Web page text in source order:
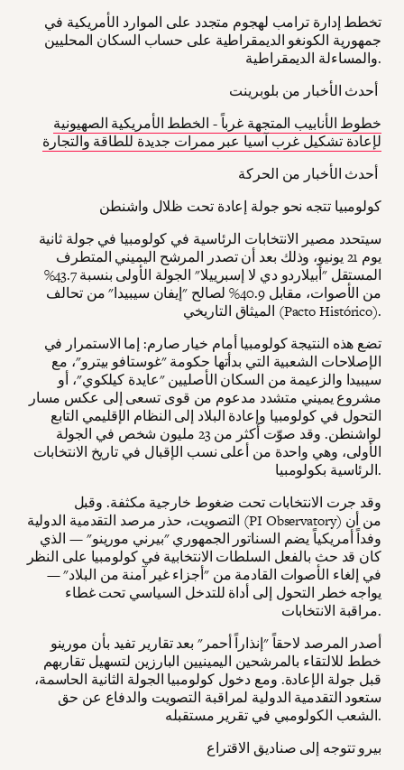
تخطط إدارة ترامب لهجوم متجدد على الموارد الأمريكية في
جمهورية الكونغو الديمقراطية على حساب السكان المحليين
والمساءلة الديمقراطية.
خطوط الأنابيب المتجهة غرباً - الخطط الأمريكية الصهيونية
لإعادة تشكيل غرب آسيا عبر ممرات جديدة للطاقة والتجارة
كولومبيا تتجه نحو جولة إعادة تحت ظلال واشنطن
سيتحدد مصير الانتخابات الرئاسية في كولومبيا في جولة ثانية
يوم 21 يونيو، وذلك بعد أن تصدر المرشح اليميني المتطرف
المستقل "أبيلاردو دي لا إسبرييلا" الجولة الأولى بنسبة 43.7%
من الأصوات، مقابل 40.9% لصالح "إيفان سيبيدا" من تحالف
الميثاق التاريخي (Pacto Histórico).
تضع هذه النتيجة كولومبيا أمام خيار صارم: إما الاستمرار في
الإصلاحات الشعبية التي بدأتها حكومة "غوستافو بيترو"، مع
سيبيدا والزعيمة من السكان الأصليين "عايدة كيلكوي"، أو
مشروع يميني متشدد مدعوم من قوى تسعى إلى عكس مسار
التحول في كولومبيا وإعادة البلاد إلى النظام الإقليمي التابع
لواشنطن. وقد صوّت أكثر من 23 مليون شخص في الجولة
الأولى، وهي واحدة من أعلى نسب الإقبال في تاريخ الانتخابات
الرئاسية بكولومبيا.
وقد جرت الانتخابات تحت ضغوط خارجية مكثفة. وقبل
التصويت، حذر مرصد التقدمية الدولية (PI Observatory) من أن
وفداً أمريكياً يضم السناتور الجمهوري "بيرني مورينو" — الذي
كان قد حث بالفعل السلطات الانتخابية في كولومبيا على النظر
في إلغاء الأصوات القادمة من "أجزاء غير آمنة من البلاد" —
يواجه خطر التحول إلى أداة للتدخل السياسي تحت غطاء
مراقبة الانتخابات.
أصدر المرصد لاحقاً "إنذاراً أحمر" بعد تقارير تفيد بأن مورينو
خطط للالتقاء بالمرشحين اليمينيين البارزين لتسهيل تقاربهم
قبل جولة الإعادة. ومع دخول كولومبيا الجولة الثانية الحاسمة،
ستعود التقدمية الدولية لمراقبة التصويت والدفاع عن حق
الشعب الكولومبي في تقرير مستقبله.
بيرو تتوجه إلى صناديق الاقتراع